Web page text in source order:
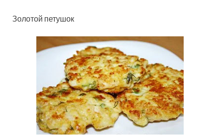
Золотой петушок